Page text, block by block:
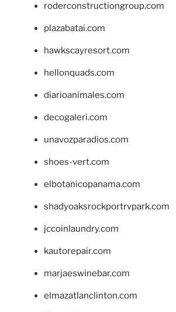
roderconstructiongroup.com
plazabatai.com
hawkscayresort.com
hellonquads.com
diarioanimales.com
decogaleri.com
unavozparadios.com
shoes-vert.com
elbotanicopanama.com
shadyoaksrockportrvpark.com
jccoinlaundry.com
kautorepair.com
marjaeswinebar.com
elmazatlanclinton.com